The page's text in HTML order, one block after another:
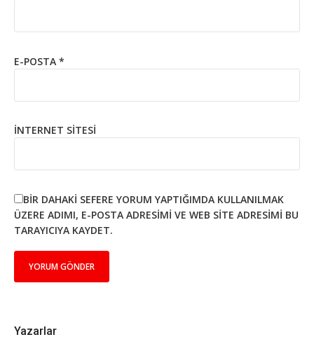
E-POSTA *
İNTERNET SITESI
BIR DAHAKI SEFERE YORUM YAPTIĞIMDA KULLANILMAK
ÜZERE ADIMI, E-POSTA ADRESIMI VE WEB SITE ADRESIMI BU
TARAYICIYA KAYDET.
Yazarlar